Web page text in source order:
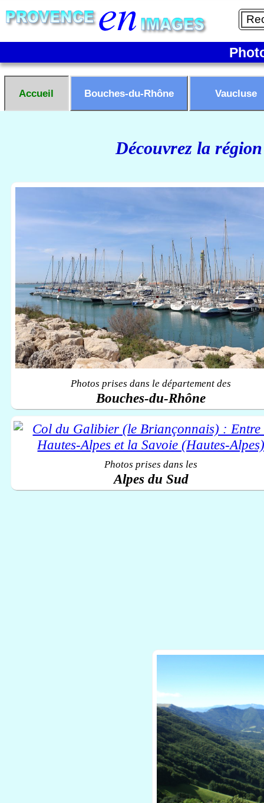
Accueil Bouches-du-Rhône Vaucluse
Découvrez la
Photos prises dans le département des
Bouches-du-Rhône
Photos prises dans les
Alpes du Sud